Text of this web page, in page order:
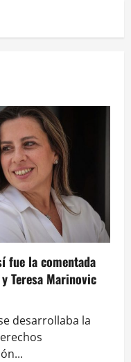
fue la comentada
Teresa Marinovic
desarrollaba la